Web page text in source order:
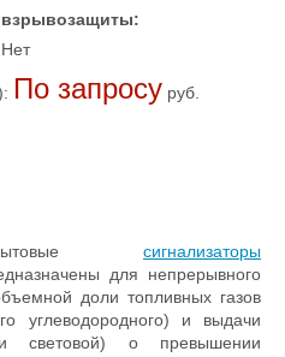
Нет
По запросу руб.
бытовые сигнализаторы
для непрерывного
доли топливных газов
углеводородного) и выдачи
и световой) о превышении